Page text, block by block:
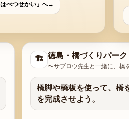
べつせかい」へ→
🏗️ 徳島・橋づくりパーク
〜サブロウ先生と一緒に、橋
橋脚や橋板を使って、橋
を完成させよう。